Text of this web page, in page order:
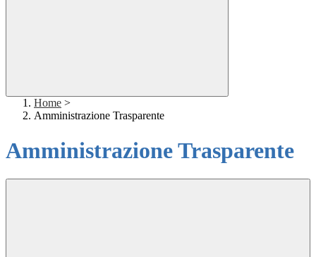
Home >
Amministrazione Trasparente
Amministrazione Trasparente